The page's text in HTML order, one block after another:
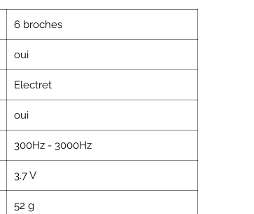
6 broches
oui
Electret
oui
300Hz - 3000Hz
3.7 V
52 g